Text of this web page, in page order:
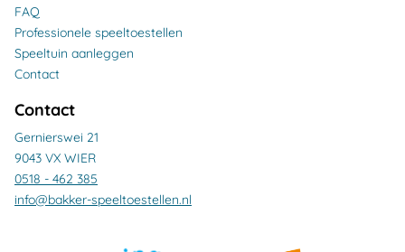
FAQ
Professionele speeltoestellen
Speeltuin aanleggen
Contact
Contact
Gernierswei 21
9043 VX WIER
0518 - 462 385
info@bakker-speeltoestellen.nl